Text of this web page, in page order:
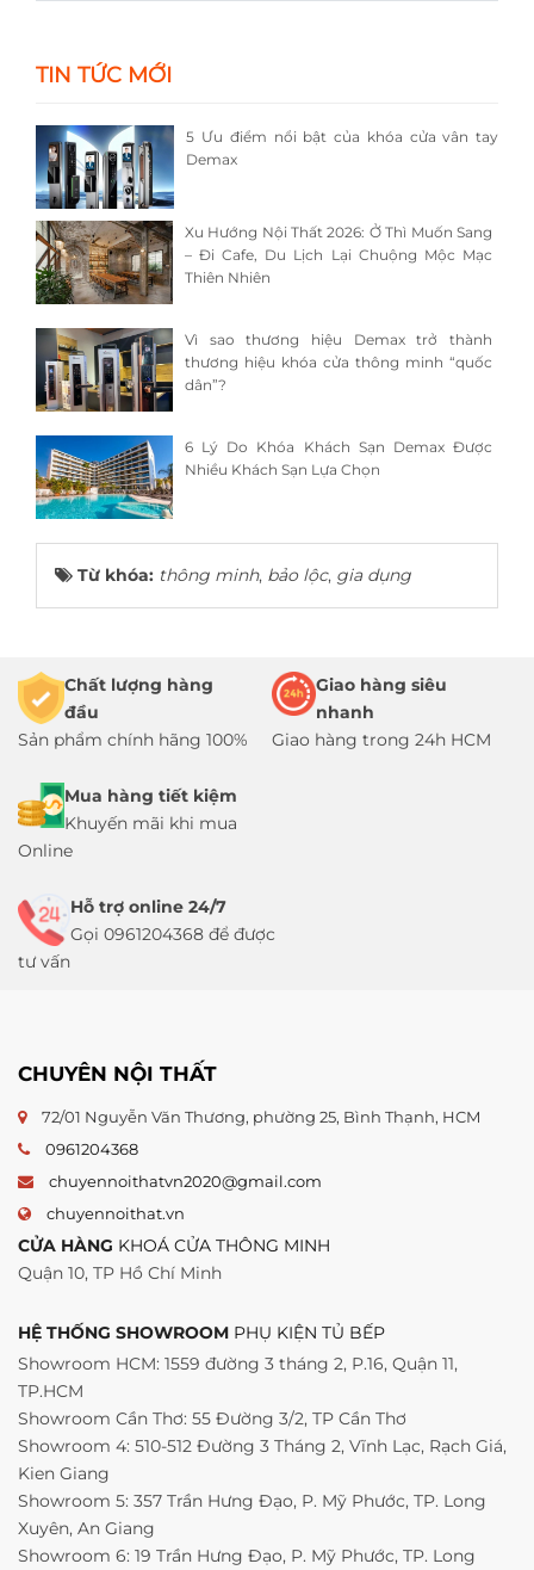
TIN TỨC MỚI
5 Ưu điểm nổi bật của khóa cửa vân tay
Demax
Xu Hướng Nội Thất 2026: Ở Thì Muốn Sang
– Đi Cafe, Du Lịch Lại Chuộng Mộc Mạc
Thiên Nhiên
Vì sao thương hiệu Demax trở thành
thương hiệu khóa cửa thông minh “quốc
dân”?
6 Lý Do Khóa Khách Sạn Demax Được
Nhiều Khách Sạn Lựa Chọn
Từ khóa: thông minh, bảo lộc, gia dụng
Chất lượng hàng
đầu
Sản phẩm chính hãng 100%
Giao hàng siêu
nhanh
Giao hàng trong 24h HCM
Mua hàng tiết kiệm
Khuyến mãi khi mua
Online
Hỗ trợ online 24/7
Gọi 0961204368 để được
tư vấn
CHUYÊN NỘI THẤT
72/01 Nguyễn Văn Thương, phường 25, Bình Thạnh, HCM
0961204368
chuyennoithatvn2020@gmail.com
chuyennoithat.vn
CỬA HÀNG KHOÁ CỬA THÔNG MINH
Quận 10, TP Hồ Chí Minh
HỆ THỐNG SHOWROOM PHỤ KIỆN TỦ BẾP
Showroom HCM: 1559 đường 3 tháng 2, P.16, Quận 11,
TP.HCM
Showroom Cần Thơ: 55 Đường 3/2, TP Cần Thơ
Showroom 4: 510-512 Đường 3 Tháng 2, Vĩnh Lạc, Rạch Giá,
Kien Giang
Showroom 5: 357 Trần Hưng Đạo, P. Mỹ Phước, TP. Long
Xuyên, An Giang
Showroom 6: 19 Trần Hưng Đạo, P. Mỹ Phước, TP. Long